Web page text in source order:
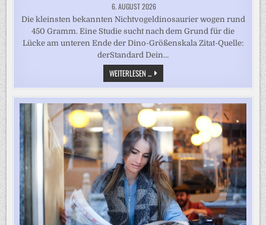
6. AUGUST 2026
Die kleinsten bekannten Nichtvogeldinosaurier wogen rund
450 Gramm. Eine Studie sucht nach dem Grund für die
Lücke am unteren Ende der Dino-Größenskala Zitat-Quelle:
derStandard Dein…
WEITERLESEN ... WARUM
WAREN
DINOSAURIER
NIE
SO
KLEIN
WIE
EINE
MAUS?